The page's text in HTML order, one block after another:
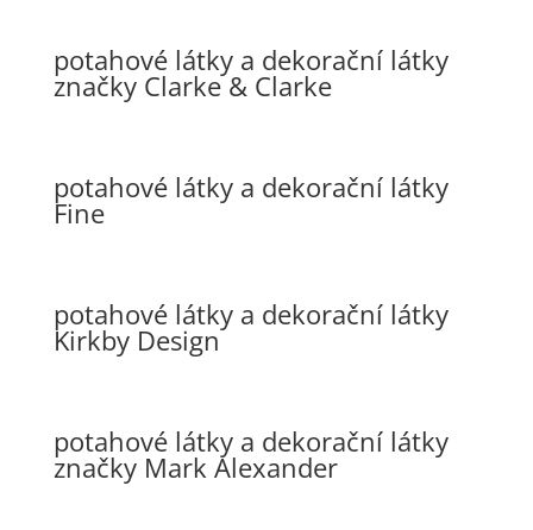
potahové látky a dekorační látky
značky Clarke & Clarke
potahové látky a dekorační látky
Fine
potahové látky a dekorační látky
Kirkby Design
potahové látky a dekorační látky
značky Mark Alexander